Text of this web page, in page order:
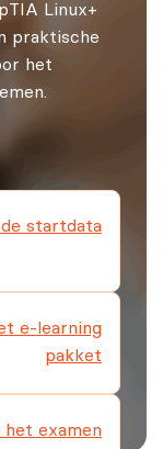
Linux+
praktische
het
startdata
e-learning
pakket
het examen